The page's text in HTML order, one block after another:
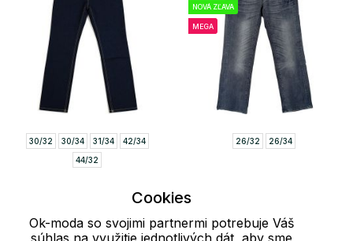
30/32 30/34 31/34
42/34
44/32
73.50 € 35.92 €
NOVÁ ZĽAVA
MEGA
26/32 26/34
40.80 €10.20 €
Cookies
Ok-moda so svojimi partnermi potrebuje Váš